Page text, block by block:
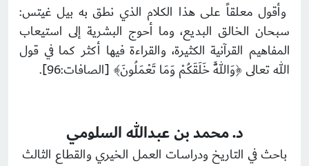
وأقول معلقاً على هذا الكلام الذي نطق به بيل غيتس:
سبحان الخالق البديع، وما أحوج البشرية إلى استيعاب
المفاهيم القرآنية الكثيرة، والقراءة فيها أكثر كما في قول
الله تعالى ﴿وَاللَّهُ خَلَقَكُمْ وَمَا تَعْمَلُونَ﴾ [الصافات:96].
د. محمد بن عبدالله السلومي
باحث في التاريخ ودراسات العمل الخيري والقطاع الثالث